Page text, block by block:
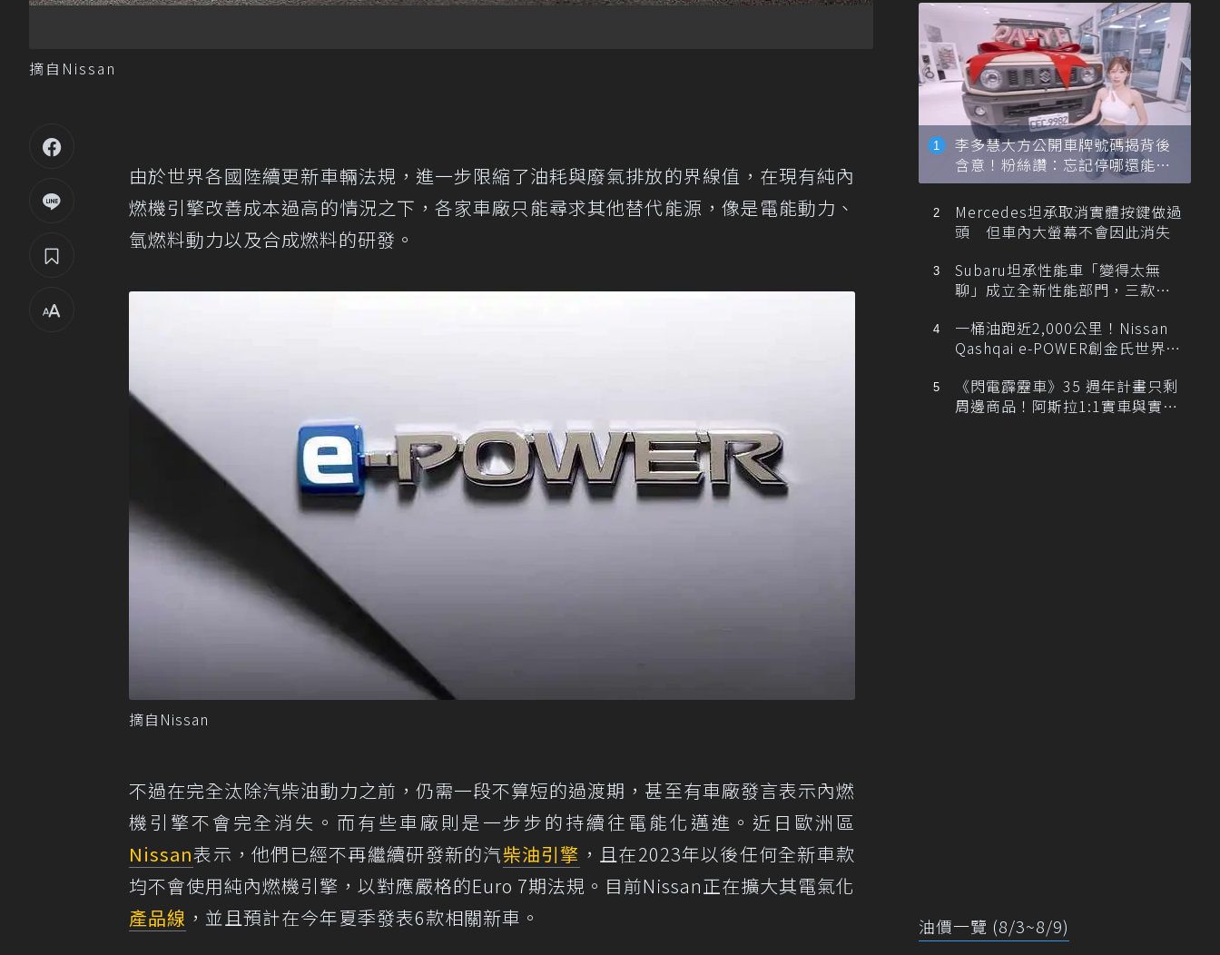
摘自Nissan
由於世界各國陸續更新車輛法規，進一步限縮了油耗與廢氣排放的界線值，在現有純內
燃機引擎改善成本過高的情況之下，各家車廠只能尋求其他替代能源，像是電能動力、
氫燃料動力以及合成燃料的研發。
摘自Nissan
不過在完全汰除汽柴油動力之前，仍需一段不算短的過渡期，甚至有車廠發言表示內燃
機引擎不會完全消失。而有些車廠則是一步步的持續往電能化邁進。近日歐洲區
Nissan表示，他們已經不再繼續研發新的汽柴油引擎 ，且在2023年以後任何全新車款
均不會使用純內燃機引擎，以對應嚴格的Euro 7期法規。目前Nissan正在擴大其電氣化
產品線 ，並且預計在今年夏季發表6款相關新車。
李多慧大方公開車牌號碼揭背後
含意！粉絲讚：忘記停哪還能幫
忙找車
Mercedes坦承取消實體按鍵做過
頭 但車內大螢幕不會因此消失
Subaru坦承性能車「變得太無
聊」成立全新性能部門，三款手
一桶油跑近2,000公里！Nissan
Qashqai e-POWER創金氏世界紀
《閃電霹靂車》35 週年計畫只剩
周邊商品！阿斯拉1:1實車與實體
油價一覽 (8/3~8/9)